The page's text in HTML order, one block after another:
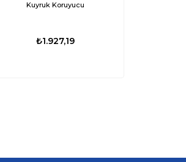
Kuyruk Koruyucu
₺1.927,19